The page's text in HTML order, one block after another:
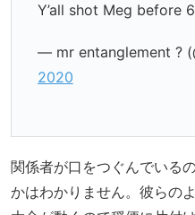
Y’all shot Meg before
— mr entanglement ?
2020
関係者が口をつぐんでいる
かはわかりません。彼らの